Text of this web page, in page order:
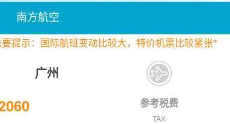
南方航空
要提示：国际航班变动比较大，特价机票比较紧张*
广州
参考税费
TAX